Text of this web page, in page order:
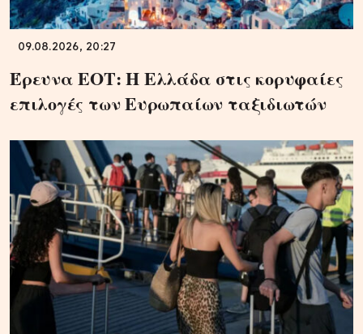
09.08.2026, 20:27
Έρευνα ΕΟΤ: Η Ελλάδα στις κορυφαίες
επιλογές των Ευρωπαίων ταξιδιωτών